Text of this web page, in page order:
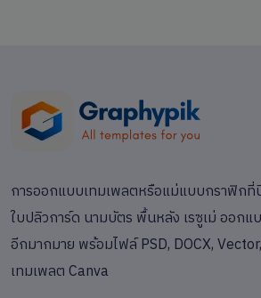
การออกแบบเทมเพลตหรือแม่แบบกราฟิกที่
ใบปลิวการ์ด นามบัตร พื้นหลัง เรซูเม่ ออกแ
อีกมากมาย พร้อมไฟล์ PSD, DOCX,
เทมเพลต Canva